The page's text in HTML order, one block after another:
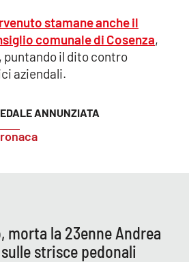
ANNUNZIATA
stamane anche il
comunale di Cosenza,
puntando il dito contro
aziendali.
morta la 23enne Andrea
strisce pedonali